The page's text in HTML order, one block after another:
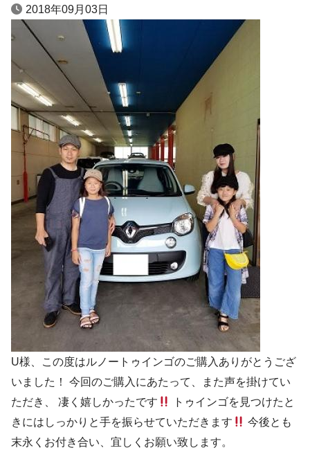
2018年09月03日
U様、この度はルノートゥインゴのご購入ありがとうござ
いました！ 今回のご購入にあたって、また声を掛けてい
ただき、 凄く嬉しかったです
トゥインゴを見つけたと
きにはしっかりと手を振らせていただきます
今後とも
末永くお付き合い、宜しくお願い致します。